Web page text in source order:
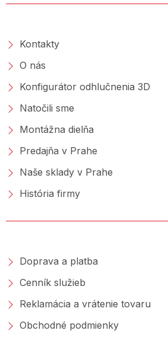
Kontakty
O nás
Konfigurátor odhlučnenia 3D
Natočili sme
Montážna dielňa
Predajňa v Prahe
Naše sklady v Prahe
História firmy
Doprava a platba
Cenník služieb
Reklamácia a vrátenie tovaru
Obchodné podmienky